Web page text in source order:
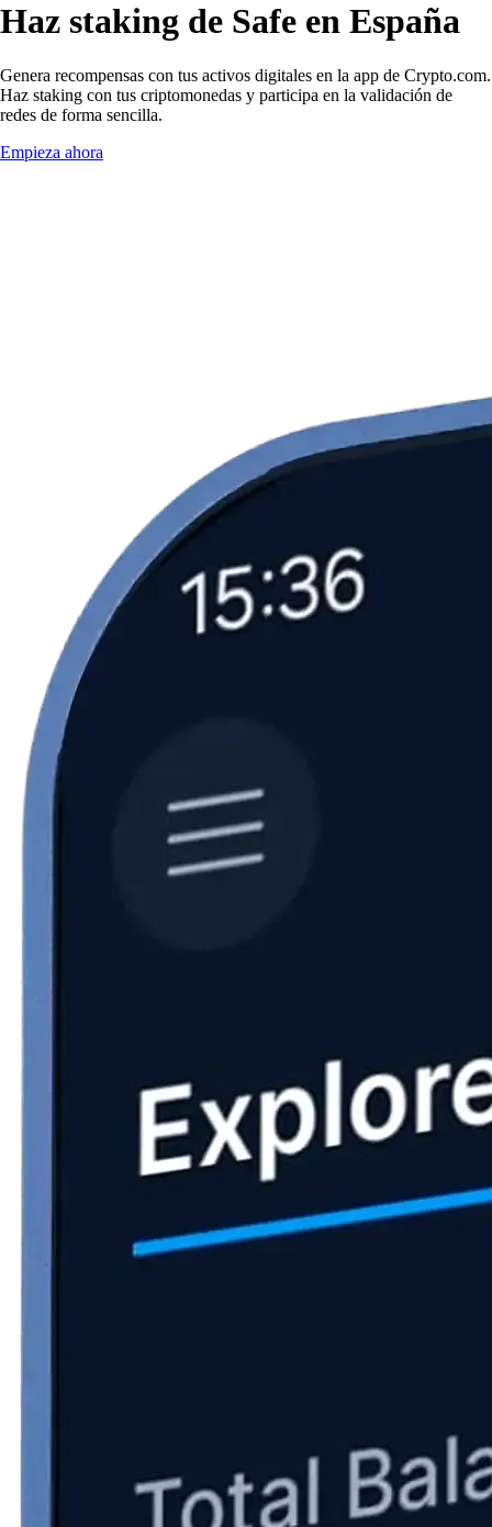
Haz staking de Safe en España
Genera recompensas con tus activos digitales en la app de Crypto.com.
Haz staking con tus criptomonedas y participa en la validación de
redes de forma sencilla.
Empieza ahora